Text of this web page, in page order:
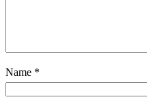
Name *